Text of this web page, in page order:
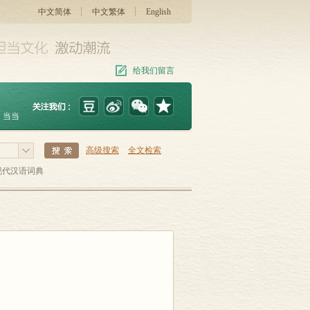
中文简体 中文繁体 English
给我们留言
当当
高级搜索 全文检索
代汉语词典